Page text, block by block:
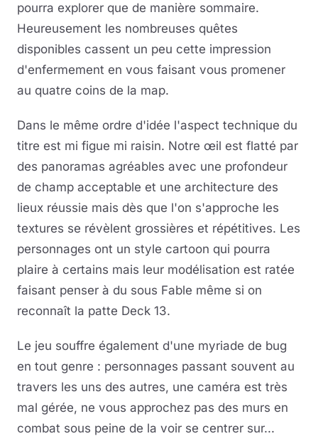
pourra explorer que de manière sommaire.
Heureusement les nombreuses quêtes
disponibles cassent un peu cette impression
d'enfermement en vous faisant vous promener
au quatre coins de la map.
Dans le même ordre d'idée l'aspect technique du
titre est mi figue mi raisin. Notre œil est flatté par
des panoramas agréables avec une profondeur
de champ acceptable et une architecture des
lieux réussie mais dès que l'on s'approche les
textures se révèlent grossières et répétitives. Les
personnages ont un style cartoon qui pourra
plaire à certains mais leur modélisation est ratée
faisant penser à du sous Fable même si on
reconnaît la patte Deck 13.
Le jeu souffre également d'une myriade de bug
en tout genre : personnages passant souvent au
travers les uns des autres, une caméra est très
mal gérée, ne vous approchez pas des murs en
combat sous peine de la voir se centrer sur...